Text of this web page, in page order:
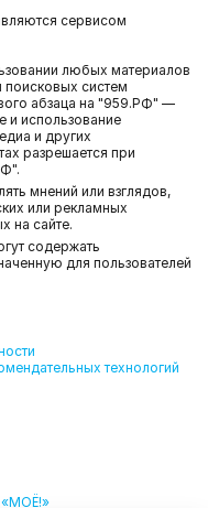
сервисом
любых материалов
поисковых систем
абзаца на "959.РФ" —
и использование
и других
разрешается при
мнений или взглядов,
или рекламных
на сайте.
содержать
для пользователей
технологий
«МОЁ!»